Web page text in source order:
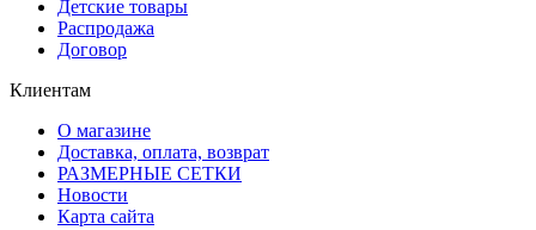
Детские товары
Распродажа
Договор
Клиентам
О магазине
Доставка, оплата, возврат
РАЗМЕРНЫЕ СЕТКИ
Новости
Карта сайта